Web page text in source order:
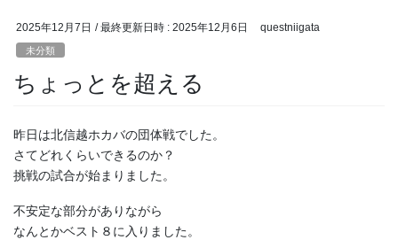
2025年12月7日 / 最終更新日時 : 2025年12月6日 questniigata
未分類
ちょっとを超える
昨日は北信越ホカバの団体戦でした。
さてどれくらいできるのか？
挑戦の試合が始まりました。
不安定な部分がありながら
なんとかベスト８に入りました。